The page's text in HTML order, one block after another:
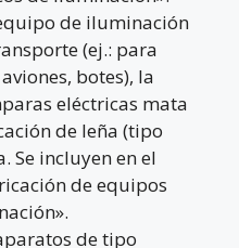
de iluminación
(ej.: para
botes), la
eléctricas mata
de leña (tipo
Se incluyen en el
de equipos
de tipo